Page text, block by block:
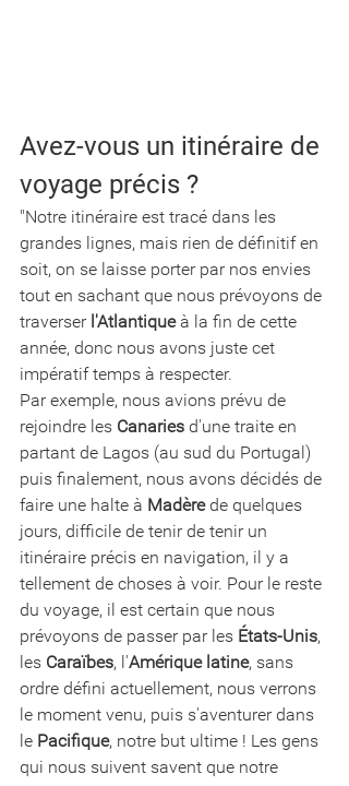
Avez-vous un itinéraire de
voyage précis ?
"Notre itinéraire est tracé dans les
grandes lignes, mais rien de définitif en
soit, on se laisse porter par nos envies
tout en sachant que nous prévoyons de
traverser l'Atlantique à la fin de cette
année, donc nous avons juste cet
impératif temps à respecter.
Par exemple, nous avions prévu de
rejoindre les Canaries d'une traite en
partant de Lagos (au sud du Portugal)
puis finalement, nous avons décidés de
faire une halte à Madère de quelques
jours, difficile de tenir de tenir un
itinéraire précis en navigation, il y a
tellement de choses à voir. Pour le reste
du voyage, il est certain que nous
prévoyons de passer par les États-Unis,
les Caraïbes, l'Amérique latine, sans
ordre défini actuellement, nous verrons
le moment venu, puis s'aventurer dans
le Pacifique, notre but ultime ! Les gens
qui nous suivent savent que notre